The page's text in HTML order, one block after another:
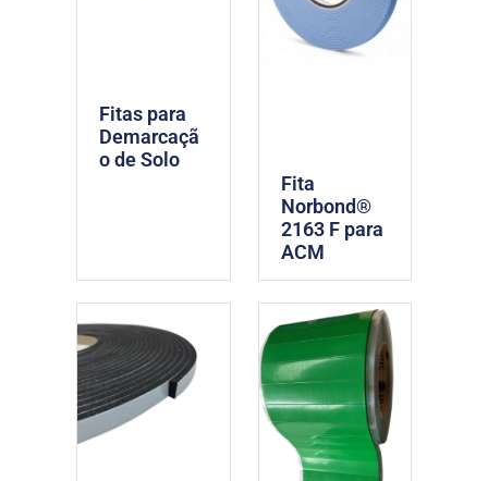
Fitas para
Demarcaçã
o de Solo
Fita
Norbond®
2163 F para
ACM